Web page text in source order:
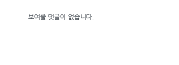
보여줄 댓글이 없습니다.